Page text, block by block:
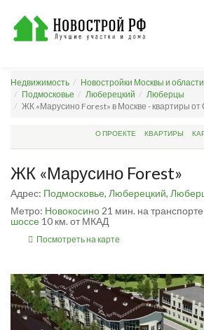
Недвижимость
Новостройки Москвы и
Подмосковье
Люберецкий
Люберцы
ЖК «Марусино Forest» в Москве - квартиры
О ПРОЕКТЕ КВАРТИРЫ
ЖК «Марусино Forest»
Адрес: Подмосковье, Люберецкий,
Метро: Новокосино 21 мин. на транспорте
шоссе 10 км. от МКАД
Посмотреть на карте